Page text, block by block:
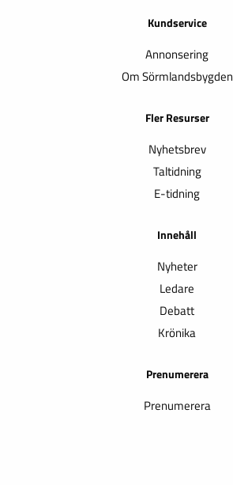
Kundservice
Annonsering
Om Sörmlandsbygden
Fler Resurser
Nyhetsbrev
Taltidning
E-tidning
Innehåll
Nyheter
Ledare
Debatt
Krönika
Prenumerera
Prenumerera